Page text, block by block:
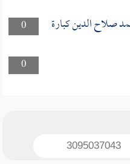
0
صلاح الدين كبارة
0
3095037043